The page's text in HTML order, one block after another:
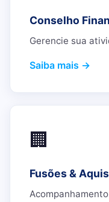
Conselho
Gerencie sua
Saiba mais →
🏢
Fusões &